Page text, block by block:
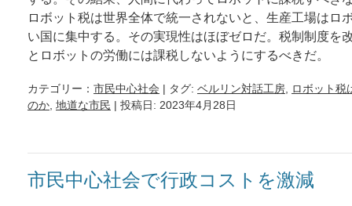
ロボット税は世界全体で統一されないと、生産工場はロ
い国に集中する。その実現性はほぼゼロだ。税制制度を
とロボットの労働には課税しないようにするべきだ。
カテゴリー： 市民中心社会 | タグ: ベルリン対話工房
ロボット税
のか 地道な市民 | 投稿日: 2023年4月28日
市民中心社会で行政コストを激減